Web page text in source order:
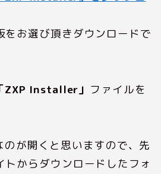
お選び頂きダウンロードで
ZXP Installer」 ファイルを
が開くと思いますので、先
からダウンロードしたフォ